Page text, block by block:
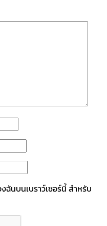
ฉันบนเบราว์เซอร์นี้ สำหรับ